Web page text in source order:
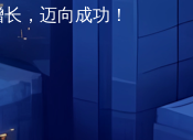
，迈向成功！